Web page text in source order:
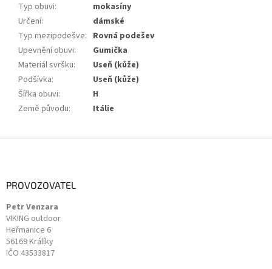
Typ obuvi:
mokasíny
Určení:
dámské
Typ mezipodešve: Rovná podešev
Upevnění obuvi:
Gumička
Materiál svršku:
Useň (kůže)
Podšívka:
Useň (kůže)
Šířka obuvi:
H
Země původu: Itálie
PROVOZOVATEL
Petr Venzara
VIKING outdoor
Heřmanice 6
56169 Králíky
IČO 43533817